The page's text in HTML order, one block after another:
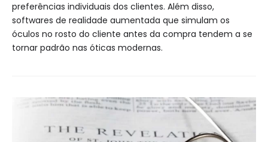
preferências individuais dos clientes. Além disso,
softwares de realidade aumentada que simulam os
óculos no rosto do cliente antes da compra tendem a se
tornar padrão nas óticas modernas.